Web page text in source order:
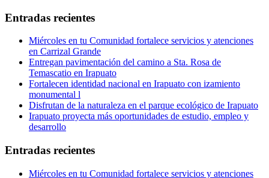
Entradas recientes
Miércoles en tu Comunidad fortalece servicios y atenciones
en Carrizal Grande
Entregan pavimentación del camino a Sta. Rosa de
Temascatio en Irapuato
Fortalecen identidad nacional en Irapuato con izamiento
monumental l
Disfrutan de la naturaleza en el parque ecológico de Irapuato
Irapuato proyecta más oportunidades de estudio, empleo y
desarrollo
Entradas recientes
Miércoles en tu Comunidad fortalece servicios y atenciones